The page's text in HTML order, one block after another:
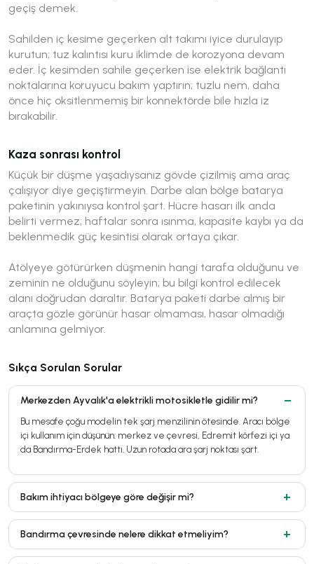
geçiş demek.
Sahilden iç kesime geçerken alt takımı iyice durulayıp
kurutun; tuz kalıntısı kuru iklimde de korozyona devam
eder. İç kesimden sahile geçerken ise elektrik bağlantı
noktalarına koruyucu bakım yaptırın; tuzlu nem, daha
önce hiç oksitlenmemiş bir konnektörde bile hızla iz
bırakabilir.
Kaza sonrası kontrol
Küçük bir düşme yaşadıysanız gövde çizilmiş ama araç
çalışıyor diye geçiştirmeyin. Darbe alan bölge batarya
paketinin yakınıysa kontrol şart. Hücre hasarı ilk anda
belirti vermez; haftalar sonra ısınma, kapasite kaybı ya da
beklenmedik güç kesintisi olarak ortaya çıkar.
Atölyeye götürürken düşmenin hangi tarafa olduğunu ve
zeminin ne olduğunu söyleyin; bu bilgi kontrol edilecek
alanı doğrudan daraltır. Batarya paketi darbe almış bir
araçta gözle görünür hasar olmaması, hasar olmadığı
anlamına gelmiyor.
Sıkça Sorulan Sorular
Merkezden Ayvalık'a elektrikli motosikletle gidilir mi?
Bu mesafe çoğu modelin tek şarj menzilinin ötesinde. Aracı bölge
içi kullanım için düşünün: merkez ve çevresi, Edremit körfezi içi ya
da Bandırma-Erdek hattı. Uzun rotada ara şarj noktası şart.
Bakım ihtiyacı bölgeye göre değişir mi?
Bandırma çevresinde nelere dikkat etmeliyim?